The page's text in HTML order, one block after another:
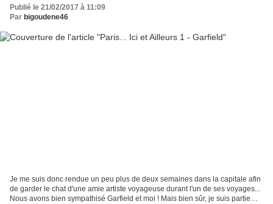
Publié le 21/02/2017 à 11:09
Par bigoudene46
Je me suis donc rendue un peu plus de deux semaines dans la capitale afin
de garder le chat d'une amie artiste voyageuse durant l'un de ses voyages...
Nous avons bien sympathisé Garfield et moi ! Mais bien sûr, je suis partie